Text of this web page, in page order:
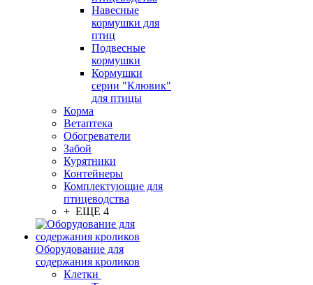
Навесные
кормушки для
птиц
Подвесные
кормушки
Кормушки
серии "Клювик"
для птицы
Корма
Ветаптека
Обогреватели
Забой
Курятники
Контейнеры
Комплектующие для
птицеводства
+ ЕЩЕ 4
Оборудование для
содержания кроликов
Клетки